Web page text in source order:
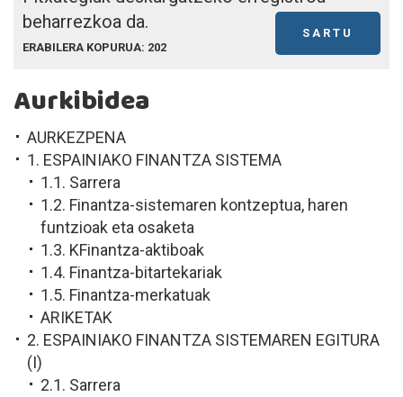
beharrezkoa da.
SARTU
ERABILERA KOPURUA: 202
Aurkibidea
AURKEZPENA
1. ESPAINIAKO FINANTZA SISTEMA
1.1. Sarrera
1.2. Finantza-sistemaren kontzeptua, haren
funtzioak eta osaketa
1.3. KFinantza-aktiboak
1.4. Finantza-bitartekariak
1.5. Finantza-merkatuak
ARIKETAK
2. ESPAINIAKO FINANTZA SISTEMAREN EGITURA
(I)
2.1. Sarrera